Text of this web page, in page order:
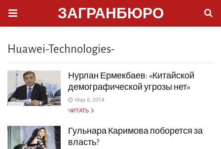
ЗАГРАНБЮРО
Huawei-Technologies-
Нурлан Ермекбаев: «Китайской
демографической угрозы нет»
Мар 6, 2014
ЧИТАТЬ
Гульнара Каримова поборется за
власть?